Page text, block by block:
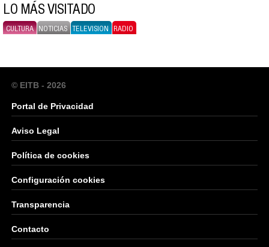
LO MÁS VISITADO
CULTURA NOTICIAS TELEVISION RADIO
© EITB - 2026
Portal de Privacidad
Aviso Legal
Política de cookies
Configuración cookies
Transparencia
Contacto